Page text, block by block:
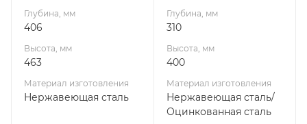
Глубина, мм
406
Высота, мм
463
Материал изготовления
Нержавеющая сталь
Глубина, мм
310
Высота, мм
400
Материал изготовления
Нержавеющая сталь/
Оцинкованная сталь